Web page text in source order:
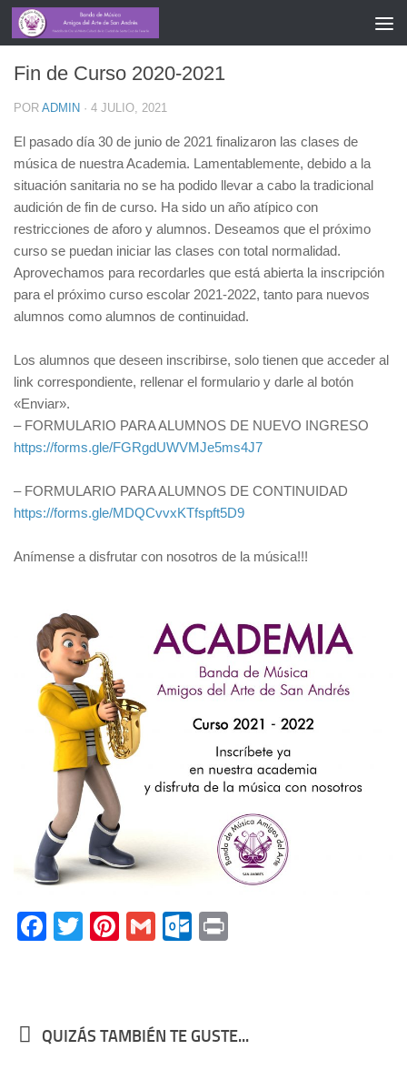
ACADEMIA/COVID-19
Fin de Curso 2020-2021
POR ADMIN · 4 JULIO, 2021
El pasado día 30 de junio de 2021 finalizaron las clases de
música de nuestra Academia. Lamentablemente, debido a la
situación sanitaria no se ha podido llevar a cabo la tradicional
audición de fin de curso. Ha sido un año atípico con
restricciones de aforo y alumnos. Deseamos que el próximo
curso se puedan iniciar las clases con total normalidad.
Aprovechamos para recordarles que está abierta la inscripción
para el próximo curso escolar 2021-2022, tanto para nuevos
alumnos como alumnos de continuidad.
Los alumnos que deseen inscribirse, solo tienen que acceder al
link correspondiente, rellenar el formulario y darle al botón
«Enviar».
– FORMULARIO PARA ALUMNOS DE NUEVO INGRESO
https://forms.gle/FGRgdUWVMJe5ms4J7
– FORMULARIO PARA ALUMNOS DE CONTINUIDAD
https://forms.gle/MDQCvvxKTfspft5D9
Anímense a disfrutar con nosotros de la música!!!
Facebook
TwitterPinterest
GmailOutlook.com
QUIZÁS TAMBIÉN TE GUSTE...